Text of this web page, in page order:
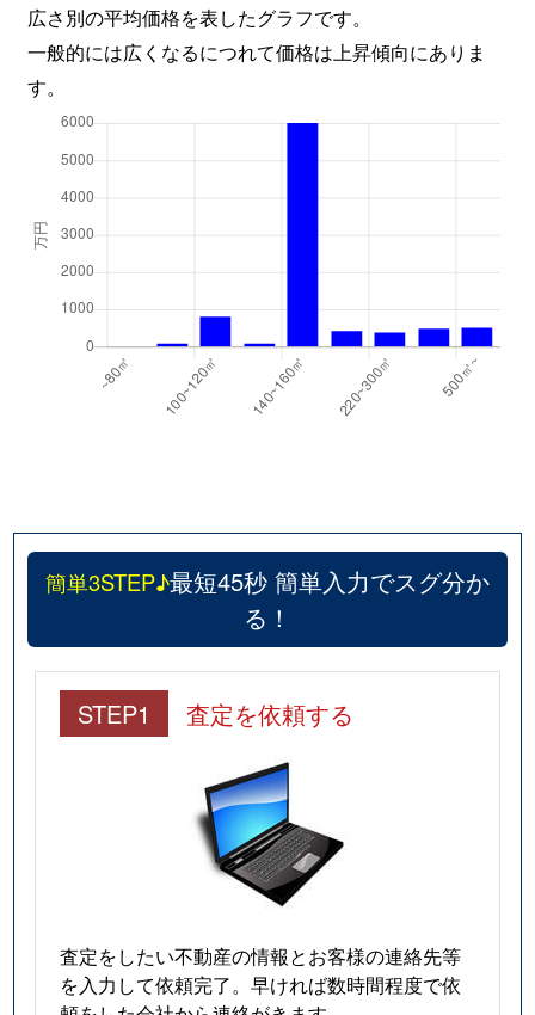
広さ別の平均価格を表したグラフです。
一般的には広くなるにつれて価格は上昇傾向にありま
す。
簡単3STEP♪最短45秒 簡単入力でスグ分か
る！
STEP1 査定を依頼する
査定をしたい不動産の情報とお客様の連絡先等
を入力して依頼完了。早ければ数時間程度で依